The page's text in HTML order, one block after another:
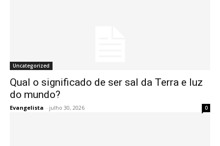
Uncategorized
Qual o significado de ser sal da Terra e luz
do mundo?
Evangelista - julho 30, 2026 0